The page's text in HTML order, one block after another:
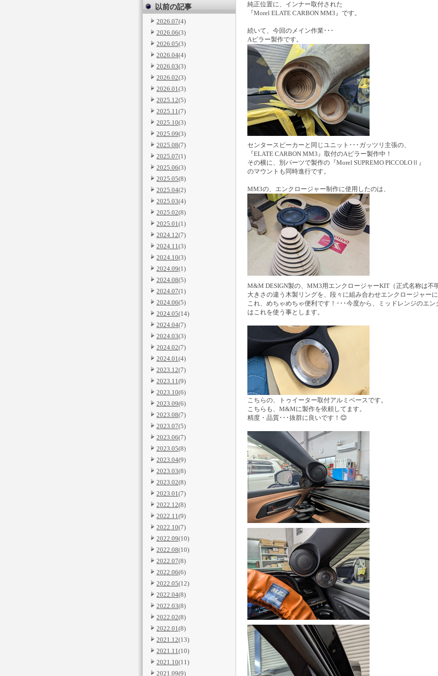
以前の記事
2026.07(4)
2026.06(3)
2026.05(3)
2026.04(4)
2026.03(3)
2026.02(3)
2026.01(3)
2025.12(5)
2025.11(7)
2025.10(3)
2025.09(3)
2025.08(7)
2025.07(1)
2025.06(3)
2025.05(8)
2025.04(2)
2025.03(4)
2025.02(8)
2025.01(1)
2024.12(7)
2024.11(3)
2024.10(3)
2024.09(1)
2024.08(5)
2024.07(1)
2024.06(5)
2024.05(14)
2024.04(7)
2024.03(3)
2024.02(7)
2024.01(4)
2023.12(7)
2023.11(9)
2023.10(6)
2023.09(6)
2023.08(7)
2023.07(5)
2023.06(7)
2023.05(8)
2023.04(9)
2023.03(8)
2023.02(8)
2023.01(7)
2022.12(8)
2022.11(9)
2022.10(7)
2022.09(10)
2022.08(10)
2022.07(8)
2022.06(6)
2022.05(12)
2022.04(8)
2022.03(8)
2022.02(8)
2022.01(8)
2021.12(13)
2021.11(10)
2021.10(11)
2021.09(9)
純正位置に、インナー取付された
『Morel ELATE CARBON MM3』です。
続いて、今回のメイン作業･･･
Aピラー製作です。
センタースピーカーと同じユニット･･･ガッツリ主張の、
『ELATE CARBON MM3』取付のAピラー製作中！
その横に、別パーツで製作の『Morel SUPREMO PICCOLOⅡ』
のマウントも同時進行です。
MM3の、エンクロージャー制作に使用したのは、
M&M DESIGN製の、MM3用エンクロージャーKIT（正式名称は不
大きさの違う木製リングを、段々に組み合わせエンクロージャー
これ、めちゃめちゃ便利です！･･･今度から、ミッドレンジのエン
はこれを使う事とします。
こちらの、トゥイーター取付アルミベースです。
こちらも、M&Mに製作を依頼してます。
精度・品質･･･抜群に良いです！😊